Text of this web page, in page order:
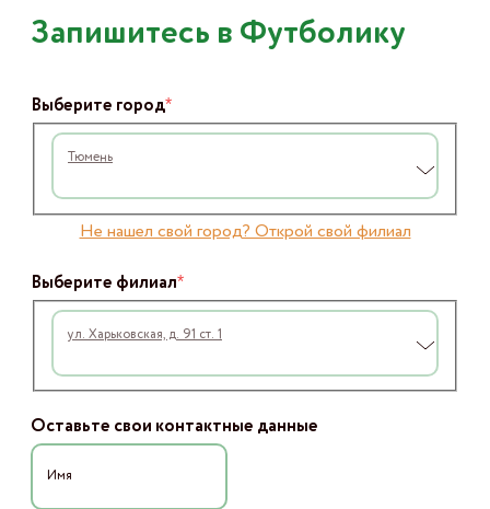
Запишитесь в Футболику
Выберите город*
Тюмень
Не нашел свой город? Открой свой филиал
Выберите филиал*
ул. Харьковская, д. 91 ст. 1
Оставьте свои контактные данные